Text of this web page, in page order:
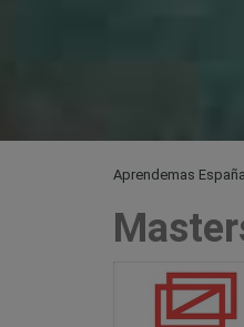
Aprendemas España